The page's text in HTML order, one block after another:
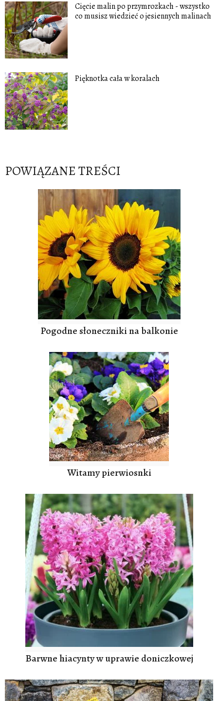
Cięcie malin po przymrozkach - wszystko
co musisz wiedzieć o jesiennych malinach
Pięknotka cała w koralach
POWIĄZANE TREŚCI
Pogodne słoneczniki na balkonie
Witamy pierwiosnki
Barwne hiacynty w uprawie doniczkowej